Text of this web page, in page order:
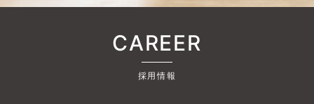
CAREER
採用情報